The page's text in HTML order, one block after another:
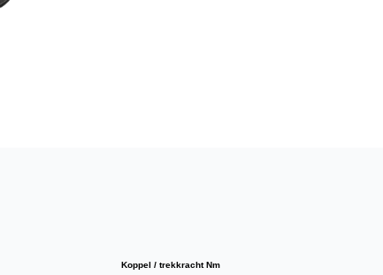
Koppel / trekkracht Nm